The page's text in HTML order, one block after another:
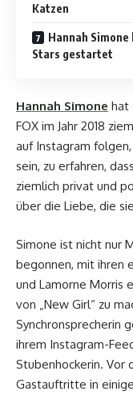
Katzen
Hannah
Stars gestartet
Hannah Simone hat
FOX im Jahr 2018
auf Instagram
sein, zu erfahren,
ziemlich privat und
über die Liebe, die
Simone ist nicht nur
begonnen, mit ihren
und Lamorne Morris
von „New Girl“ zu
Synchronsprecherin
ihrem Instagram-
Stubenhockerin. Vor
Gastauftritte in